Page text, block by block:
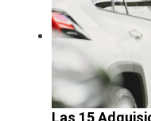
Las 15